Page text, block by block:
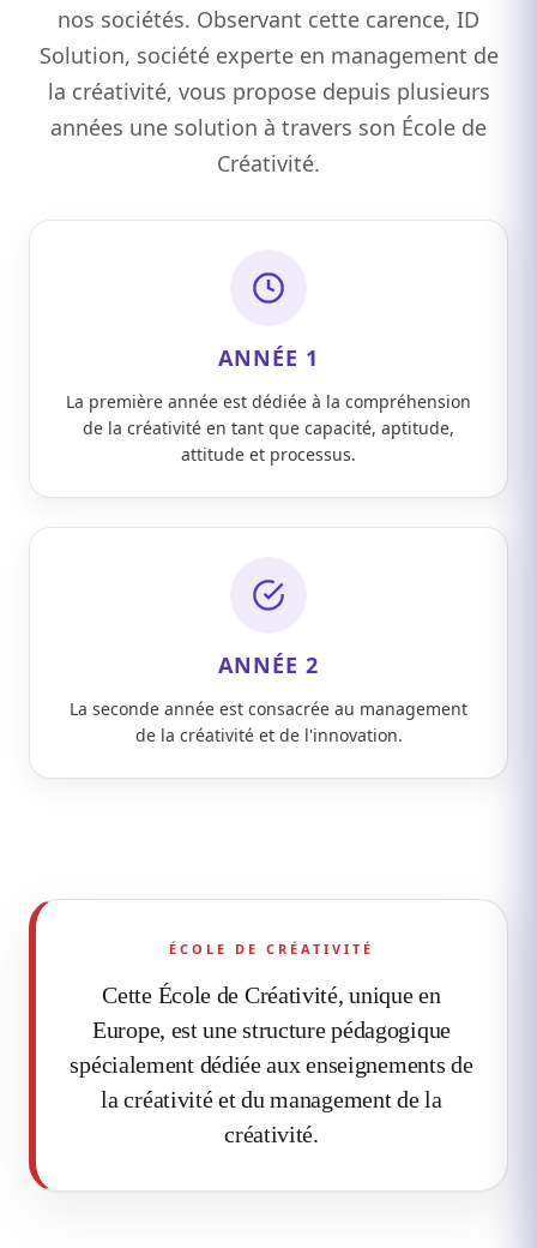
nos sociétés. Observant cette carence, ID
Solution, société experte en management de
la créativité, vous propose depuis plusieurs
années une solution à travers son École de
Créativité.
ANNÉE 1
La première année est dédiée à la compréhension
de la créativité en tant que capacité, aptitude,
attitude et processus.
ANNÉE 2
La seconde année est consacrée au management
de la créativité et de l'innovation.
ÉCOLE DE CRÉATIVITÉ
Cette École de Créativité, unique en
Europe, est une structure pédagogique
spécialement dédiée aux enseignements de
la créativité et du management de la
créativité.